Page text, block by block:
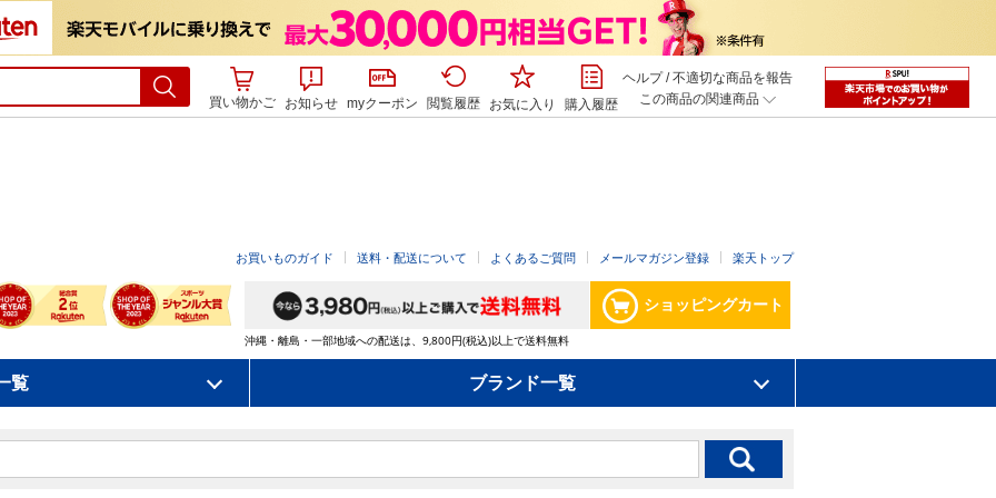
買い物かご お知らせ myクーポン 閲覧履歴 お気に入り 購入履歴
ヘルプ/不適切な商品を報告
この商品の関連商品